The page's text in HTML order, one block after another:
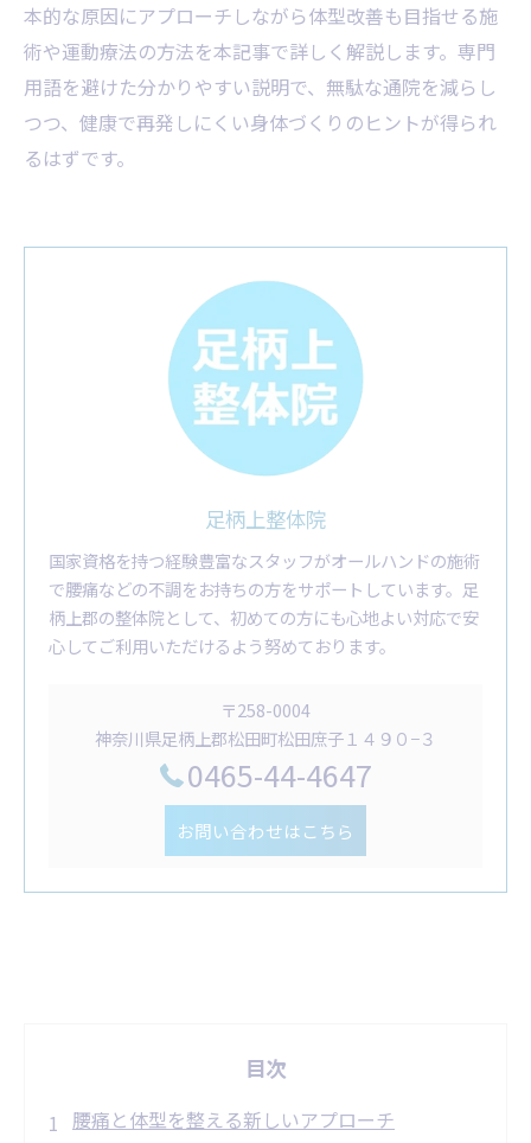
本的な原因にアプローチしながら体型改善も目指せる施
術や運動療法の方法を本記事で詳しく解説します。専門
用語を避けた分かりやすい説明で、無駄な通院を減らし
つつ、健康で再発しにくい身体づくりのヒントが得られ
るはずです。
足柄上整体院
国家資格を持つ経験豊富なスタッフがオールハンドの施術
で腰痛などの不調をお持ちの方をサポートしています。足
柄上郡の整体院として、初めての方にも心地よい対応で安
心してご利用いただけるよう努めております。
〒258-0004
神奈川県足柄上郡松田町松田庶子１４９０−３
0465-44-4647
お問い合わせはこちら
目次
腰痛と体型を整える新しいアプローチ